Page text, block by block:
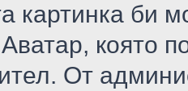
картинка би
Аватар, която
От